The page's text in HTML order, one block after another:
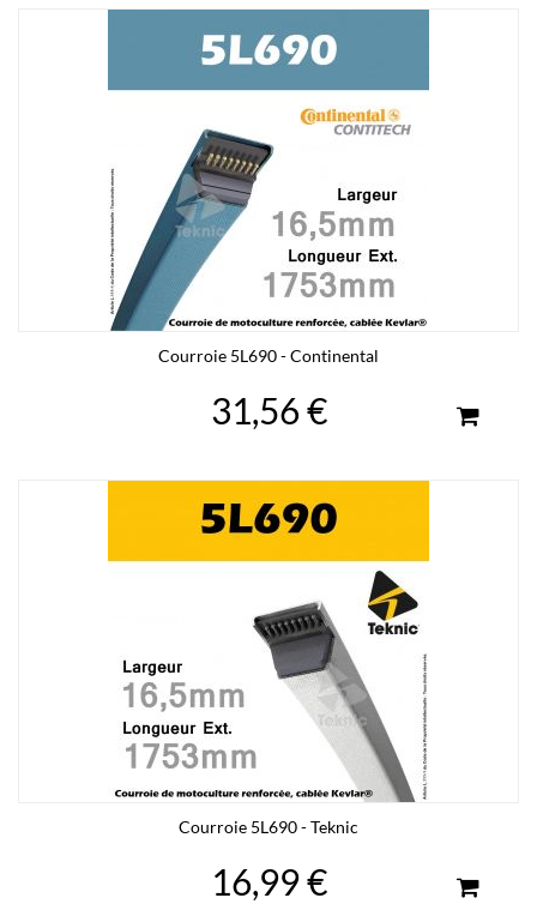
Courroie 5L690 - Continental
31,56 €
Courroie 5L690 - Teknic
16,99 €